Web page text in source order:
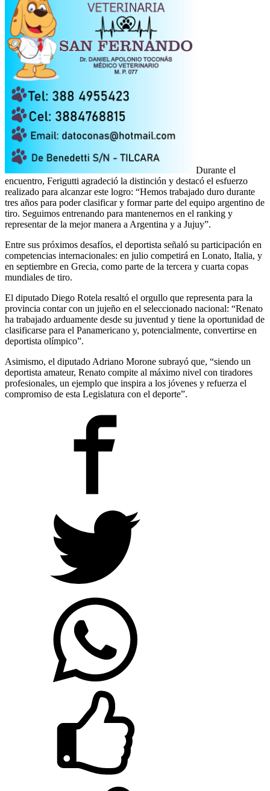
Durante el
encuentro, Ferigutti agradeció la distinción y destacó el esfuerzo
realizado para alcanzar este logro: “Hemos trabajado duro durante
tres años para poder clasificar y formar parte del equipo argentino de
tiro. Seguimos entrenando para mantenernos en el ranking y
representar de la mejor manera a Argentina y a Jujuy”.
Entre sus próximos desafíos, el deportista señaló su participación en
competencias internacionales: en julio competirá en Lonato, Italia, y
en septiembre en Grecia, como parte de la tercera y cuarta copas
mundiales de tiro.
El diputado Diego Rotela resaltó el orgullo que representa para la
provincia contar con un jujeño en el seleccionado nacional: “Renato
ha trabajado arduamente desde su juventud y tiene la oportunidad de
clasificarse para el Panamericano y, potencialmente, convertirse en
deportista olímpico”.
Asimismo, el diputado Adriano Morone subrayó que, “siendo un
deportista amateur, Renato compite al máximo nivel con tiradores
profesionales, un ejemplo que inspira a los jóvenes y refuerza el
compromiso de esta Legislatura con el deporte”.